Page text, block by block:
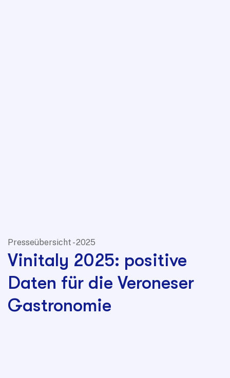
Presseübersicht - 2025
Vinitaly 2025: positive
Daten für die Veroneser
Gastronomie